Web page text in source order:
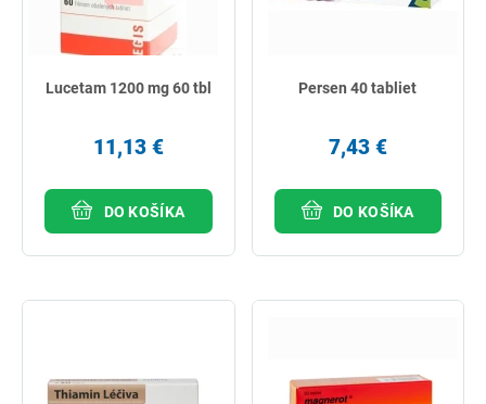
Lucetam 1200 mg 60 tbl
11,13 €
DO KOŠÍKA
Persen 40 tabliet
7,43 €
DO KOŠÍKA